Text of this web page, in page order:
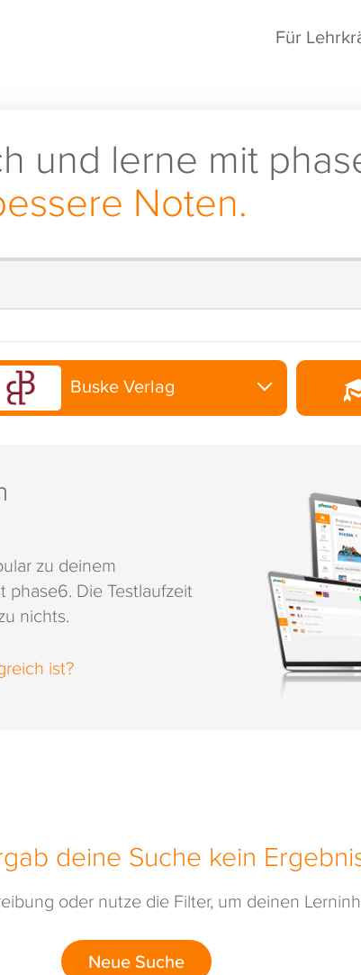
Für
und lerne mit
Noten.
Buske Verlag
zu deinem
phase6. Die Testlaufzeit
nichts.
ist?
deine Suche kein
oder nutze die Filter, um deinen
Neue Suche